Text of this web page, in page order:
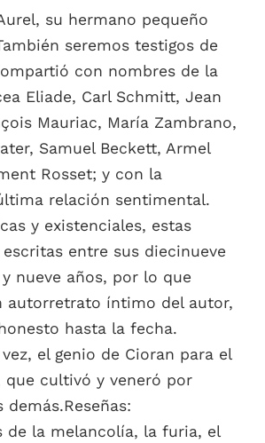
su hermano pequeño
seremos testigos de
con nombres de la
Eliade, Carl Schmitt, Jean
Mauriac, María Zambrano,
Samuel Beckett, Armel
Rosset; y con la
relación sentimental.
y existenciales, estas
entre sus diecinueve
nueve años, por lo que
autorretrato íntimo del autor,
hasta la fecha.
el genio de Cioran para el
que cultivó y veneró por
de la melancolía, la furia, el